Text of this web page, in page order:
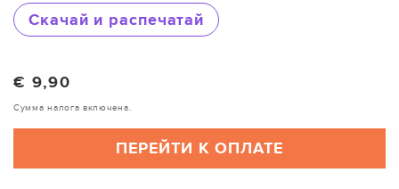
Скачай и распечатай
Обычная цена
€ 9,90
Сумма налога включена.
ПЕРЕЙТИ К ОПЛАТЕ